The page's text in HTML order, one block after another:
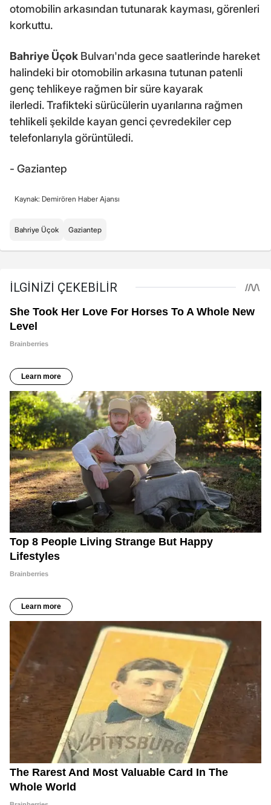
otomobilin arkasından tutunarak kayması, görenleri
korkuttu.
Bahriye Üçok Bulvarı'nda gece saatlerinde hareket
halindeki bir otomobilin arkasına tutunan patenli
genç tehlikeye rağmen bir süre kayarak
ilerledi. Trafikteki sürücülerin uyarılarına rağmen
tehlikeli şekilde kayan genci çevredekiler cep
telefonlarıyla görüntüledi.
- Gaziantep
Kaynak: Demirören Haber Ajansı
Bahriye Üçok Gaziantep